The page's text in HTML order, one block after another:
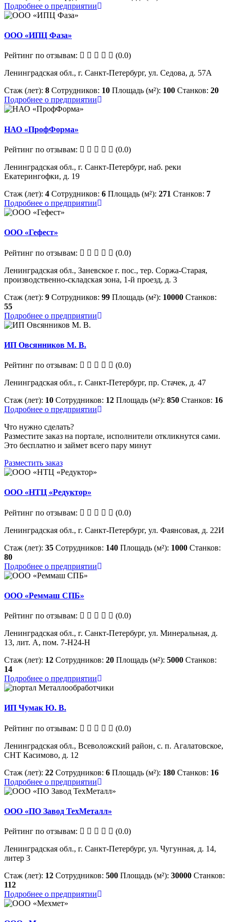
Подробнее о предприятии
ООО «ИПЦ Фаза»
Рейтинг по отзывам:
(0.0)
Ленинградская обл., г. Санкт-Петербург, ул. Седова, д. 57А
Стаж (лет): 8 Сотрудников: 10 Площадь (м²): 100 Станков: 20
Подробнее о предприятии
НАО «ПрофФорма»
Рейтинг по отзывам:
(0.0)
Ленинградская обл., г. Санкт-Петербург, наб. реки
Екатерингофки, д. 19
Стаж (лет): 4 Сотрудников: 6 Площадь (м²): 271 Станков: 7
Подробнее о предприятии
ООО «Гефест»
Рейтинг по отзывам:
(0.0)
Ленинградская обл., Заневское г. пос., тер. Соржа-Старая,
производственно-складская зона, 1-й проезд, д. 3
Стаж (лет): 9 Сотрудников: 99 Площадь (м²): 10000 Станков:
55
Подробнее о предприятии
ИП Овсянников М. В.
Рейтинг по отзывам:
(0.0)
Ленинградская обл., г. Санкт-Петербург, пр. Стачек, д. 47
Стаж (лет): 10 Сотрудников: 12 Площадь (м²): 850 Станков: 16
Подробнее о предприятии
Что нужно сделать?
Разместите заказ на портале, исполнители откликнутся сами.
Это бесплатно и займет всего пару минут
Разместить заказ
ООО «НТЦ «Редуктор»
Рейтинг по отзывам:
(0.0)
Ленинградская обл., г. Санкт-Петербург, ул. Фаянсовая, д. 22И
Стаж (лет): 35 Сотрудников: 140 Площадь (м²): 1000 Станков:
80
Подробнее о предприятии
ООО «Реммаш СПБ»
Рейтинг по отзывам:
(0.0)
Ленинградская обл., г. Санкт-Петербург, ул. Минеральная, д.
13, лит. А, пом. 7-Н24-Н
Стаж (лет): 12 Сотрудников: 20 Площадь (м²): 5000 Станков:
14
Подробнее о предприятии
ИП Чумак Ю. В.
Рейтинг по отзывам:
(0.0)
Ленинградская обл., Всеволожский район, с. п. Агалатовское,
СНТ Касимово, д. 12
Стаж (лет): 22 Сотрудников: 6 Площадь (м²): 180 Станков: 16
Подробнее о предприятии
ООО «ПО Завод ТехМеталл»
Рейтинг по отзывам:
(0.0)
Ленинградская обл., г. Санкт-Петербург, ул. Чугунная, д. 14,
литер 3
Стаж (лет): 12 Сотрудников: 500 Площадь (м²): 30000 Станков:
112
Подробнее о предприятии